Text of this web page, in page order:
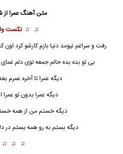
متن آهنگ عمرا از
♫ ♫ نکست
رفت و سراغم نیومد دنیا بازم کارشو کرد
بی تو بده بده حالم جمعه توی دلم غمای
دیگه عمرا تا آخره عمرم
دیگهعمرابدون تو
دیگه خستم من از همه
دیگه بستم به رو همه بستم در
♫ ♫ ♫